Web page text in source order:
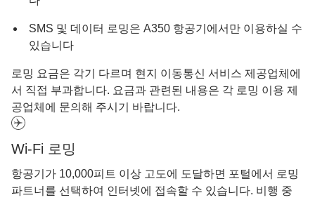
SMS 및 데이터 로밍은 A350 항공기에서만 이용하실 수
있습니다
로밍 요금은 각기 다르며 현지 이동통신 서비스 제공업체에
서 직접 부과합니다. 요금과 관련된 내용은 각 로밍 이용 제
공업체에 문의해 주시기 바랍니다.
Wi-Fi 로밍
항공기가 10,000피트 이상 고도에 도달하면 포털에서 로밍
파트너를 선택하여 인터넷에 접속할 수 있습니다. 비행 중